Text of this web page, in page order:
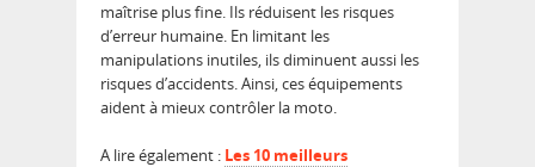
maîtrise plus fine. Ils réduisent les risques
d’erreur humaine. En limitant les
manipulations inutiles, ils diminuent aussi les
risques d’accidents. Ainsi, ces équipements
aident à mieux contrôler la moto.
A lire également : Les 10 meilleurs